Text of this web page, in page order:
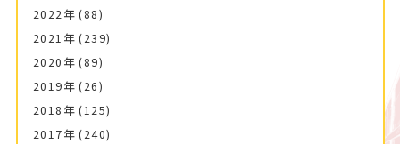
2022年 (88)
2021年 (239)
2020年 (89)
2019年 (26)
2018年 (125)
2017年 (240)